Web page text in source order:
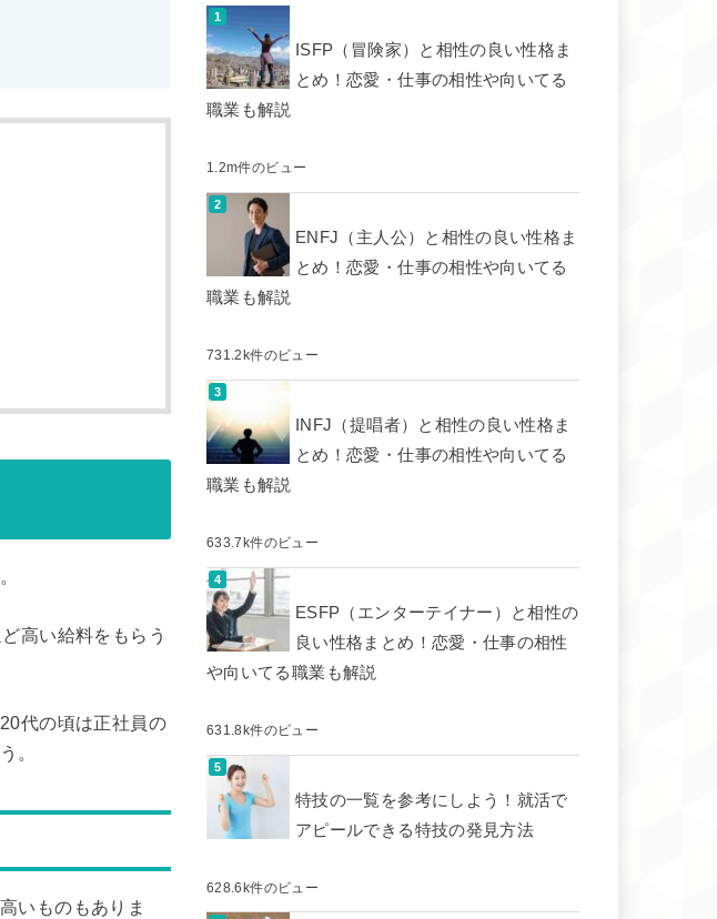
高い給料をもらう
代の頃は正社員の
。
いものもありま
ISFP（冒険家）と相性の良い性格ま
とめ！恋愛・仕事の相性や向いてる
職業も解説
1.2m件のビュー
ENFJ（主人公）と相性の良い性格ま
とめ！恋愛・仕事の相性や向いてる
職業も解説
731.2k件のビュー
INFJ（提唱者）と相性の良い性格ま
とめ！恋愛・仕事の相性や向いてる
職業も解説
633.7k件のビュー
ESFP（エンターテイナー）と相性の
良い性格まとめ！恋愛・仕事の相性
や向いてる職業も解説
631.8k件のビュー
特技の一覧を参考にしよう！就活で
アピールできる特技の発見方法
628.6k件のビュー